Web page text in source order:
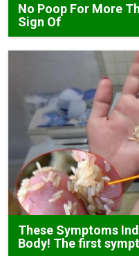
No Poop For More
Sign Of
These Symptoms
Body! The first